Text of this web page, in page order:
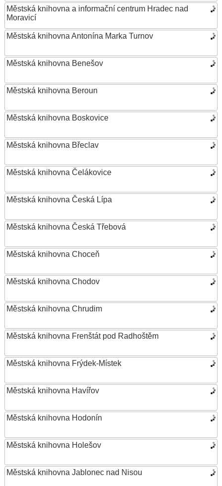
Městská knihovna a informační centrum Hradec nad
Moravicí
Městská knihovna Antonína Marka Turnov
Městská knihovna Benešov
Městská knihovna Beroun
Městská knihovna Boskovice
Městská knihovna Břeclav
Městská knihovna Čelákovice
Městská knihovna Česká Lípa
Městská knihovna Česká Třebová
Městská knihovna Choceň
Městská knihovna Chodov
Městská knihovna Chrudim
Městská knihovna Frenštát pod Radhoštěm
Městská knihovna Frýdek-Místek
Městská knihovna Havířov
Městská knihovna Hodonín
Městská knihovna Holešov
Městská knihovna Jablonec nad Nisou